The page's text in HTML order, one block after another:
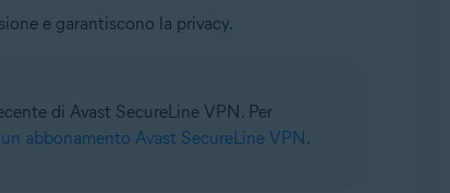
e garantiscono la privacy.
di Avast SecureLine VPN. Per
abbonamento Avast SecureLine VPN.